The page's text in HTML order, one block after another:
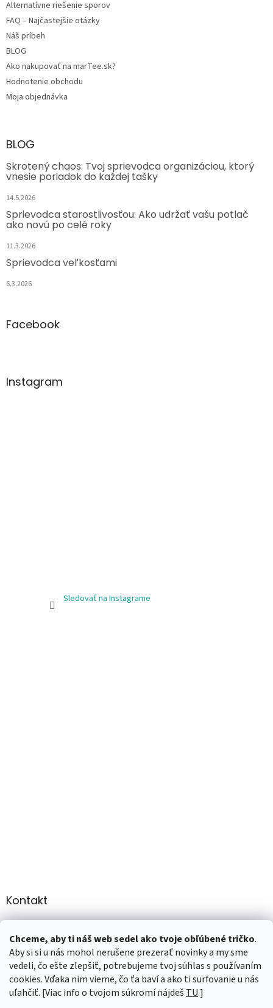
Chceme, aby ti náš web sedel ako tvoje obľúbené tričko.
Aby si si u nás mohol nerušene prezerať novinky a my sme
vedeli, čo ešte zlepšiť, potrebujeme tvoj súhlas s používaním
cookies. Vďaka nim vieme, čo ťa baví a ako ti surfovanie u nás
uľahčiť. [Viac info o tvojom súkromí nájdeš TU.]
Alternatívne riešenie sporov
FAQ – Najčastejšie otázky
Náš príbeh
BLOG
Ako nakupovať na marTee.sk?
Hodnotenie obchodu
Moja objednávka
BLOG
Skrotený chaos: Tvoj sprievodca organizáciou, ktorý
vnesie poriadok do každej tašky
14.5.2026
Sprievodca starostlivosťou: Ako udržať vašu potlač
ako novú po celé roky
11.3.2026
Sprievodca veľkosťami
6.3.2026
Facebook
Instagram
Sledovať na Instagrame
Kontakt
+421 907947783